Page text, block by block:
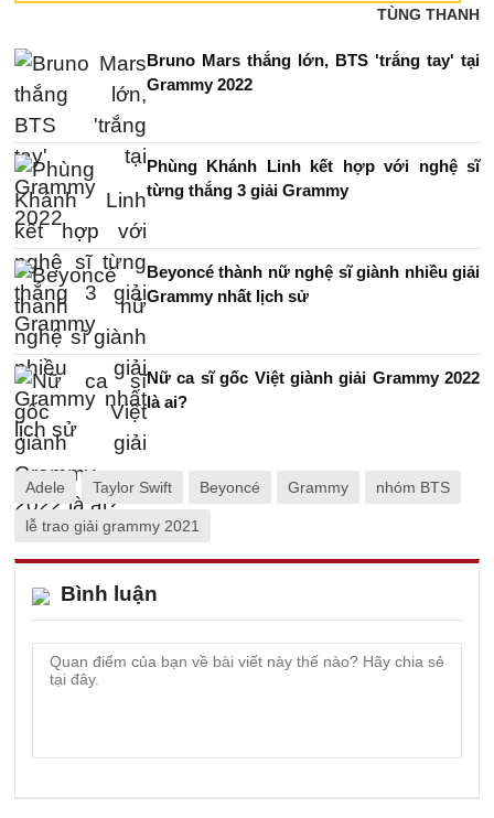
TÙNG THANH
Bruno Mars thắng lớn, BTS 'trắng tay' tại
Grammy 2022
Phùng Khánh Linh kết hợp với nghệ sĩ
từng thắng 3 giải Grammy
Beyoncé thành nữ nghệ sĩ giành nhiều giải
Grammy nhất lịch sử
Nữ ca sĩ gốc Việt giành giải Grammy 2022
là ai?
Adele Taylor Swift Beyoncé Grammy nhóm BTS
lễ trao giải grammy 2021
Bình luận